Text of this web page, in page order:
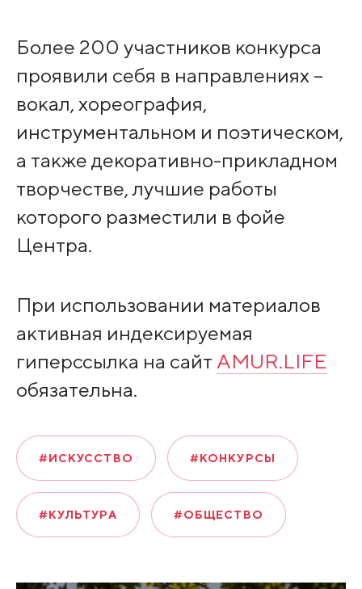
Более 200 участников конкурса
проявили себя в направлениях –
вокал, хореография,
инструментальном и поэтическом,
а также декоративно-прикладном
творчестве, лучшие работы
которого разместили в фойе
Центра.
При использовании материалов
активная индексируемая
гиперссылка на сайт AMUR.LIFE
обязательна.
#ИСКУССТВО #КОНКУРСЫ
#КУЛЬТУРА #ОБЩЕСТВО